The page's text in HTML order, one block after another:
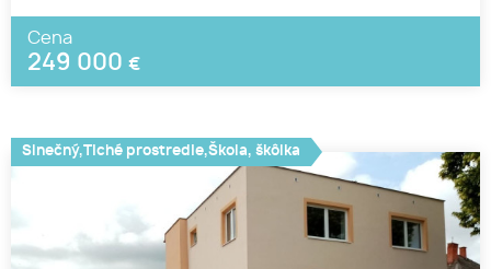
Cena
249 000 €
Slnečný,Tiché prostredie,Škola, škôlka